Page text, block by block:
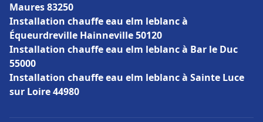
Maures 83250
Installation chauffe eau elm leblanc à
Équeurdreville Hainneville 50120
Installation chauffe eau elm leblanc à Bar le Duc
55000
Installation chauffe eau elm leblanc à Sainte Luce
sur Loire 44980